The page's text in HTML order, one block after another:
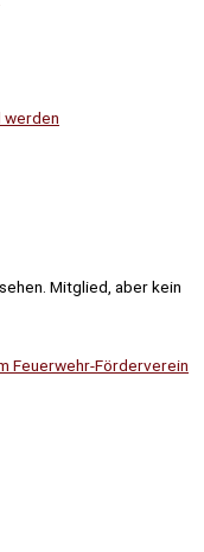
Mitglied, aber kein
Feuerwehr-Förderverein